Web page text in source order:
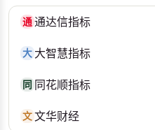
通通达信指标
大 大智慧指标
同 同花顺指标
文文华财经